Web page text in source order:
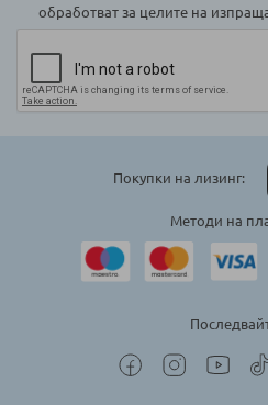
обработват за целите на
Покупки на лизинг:
Методи на